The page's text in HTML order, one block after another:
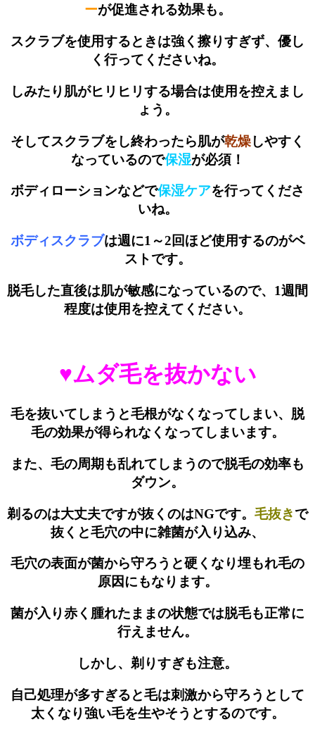
ーが促進される効果も。
スクラブを使用するときは強く擦りすぎず、優し
く行ってくださいね。
しみたり肌がヒリヒリする場合は使用を控えまし
ょう。
そしてスクラブをし終わったら肌が乾燥しやすく
なっているので保湿が必須！
ボディローションなどで保湿ケアを行ってくださ
いね。
ボディスクラブは週に1～2回ほど使用するのがベ
ストです。
脱毛した直後は肌が敏感になっているので、1週間
程度は使用を控えてください。
♥ムダ毛を抜かない
毛を抜いてしまうと毛根がなくなってしまい、脱
毛の効果が得られなくなってしまいます。
また、毛の周期も乱れてしまうので脱毛の効率も
ダウン。
剃るのは大丈夫ですが抜くのはNGです。 毛抜きで
抜くと毛穴の中に雑菌が入り込み、
毛穴の表面が菌から守ろうと硬くなり埋もれ毛の
原因にもなります。
菌が入り赤く腫れたままの状態では脱毛も正常に
行えません。
しかし、剃りすぎも注意。
自己処理が多すぎると毛は刺激から守ろうとして
太くなり強い毛を生やそうとするのです。